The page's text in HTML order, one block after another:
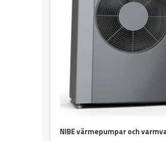
NIBE värmepumpar och